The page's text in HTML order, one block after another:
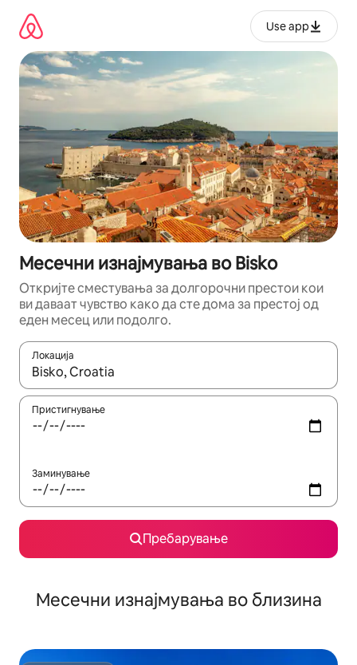
содржина
Use app
Месечни изнајмувања во Bisko
Откријте сместувања за долгорочни престои кои
ви даваат чувство како да сте дома за престој од
еден месец или подолго.
Локација
Кога резултатите се достапни, движете се со копчињата
Пристигнување
Заминување
Пребарување
Месечни изнајмувања во близина